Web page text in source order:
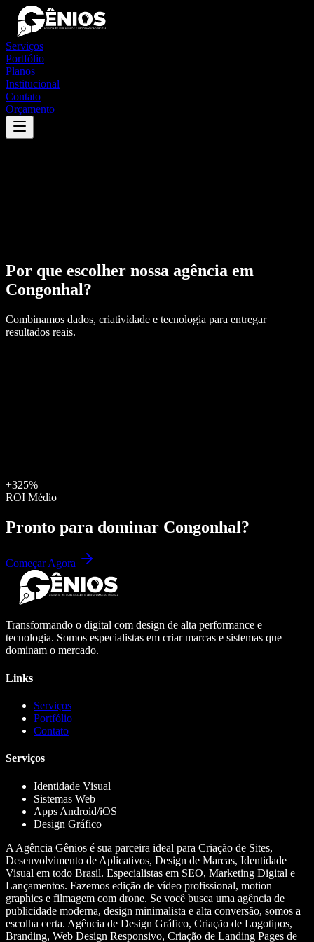
Serviços
Portfólio
Planos
Institucional
Contato
Orçamento
Por que escolher nossa agência em
Congonhal?
Combinamos dados, criatividade e tecnologia para entregar
resultados reais.
+325%
ROI Médio
Pronto para dominar Congonhal?
Começar Agora
Transformando o digital com design de alta performance e
tecnologia. Somos especialistas em criar marcas e sistemas que
dominam o mercado.
Links
Serviços
Portfólio
Contato
Serviços
Identidade Visual
Sistemas Web
Apps Android/iOS
Design Gráfico
A Agência Gênios é sua parceira ideal para Criação de Sites,
Desenvolvimento de Aplicativos, Design de Marcas, Identidade
Visual em todo Brasil. Especialistas em SEO, Marketing Digital e
Lançamentos. Fazemos edição de vídeo profissional, motion
graphics e filmagem com drone. Se você busca uma agência de
publicidade moderna, design minimalista e alta conversão, somos a
escolha certa. Agência de Design Gráfico, Criação de Logotipos,
Branding, Web Design Responsivo, Criação de Landing Pages de